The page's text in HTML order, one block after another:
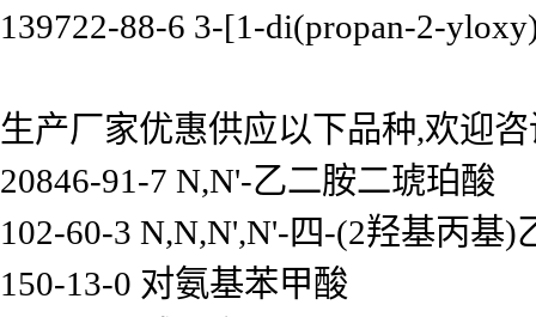
139722-88-6 3-[1-di(propan-2-
生产厂家优惠供应以下品种,欢迎
20846-91-7 N,N'-乙二胺二琥珀酸
102-60-3 N,N,N',N'-四-(2羟基丙基)
150-13-0 对氨基苯甲酸